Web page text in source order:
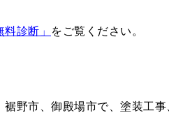
診断」 をご覧ください。
野市、御殿場市で、塗装工